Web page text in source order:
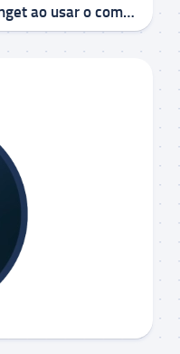
Erro 0x800704c7 no Winget ao usar o comando winget upgrade no Windows 10/11